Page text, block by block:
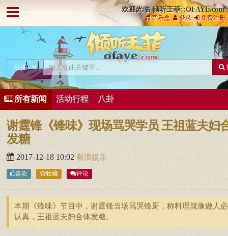
欢迎光临 倾听王菲::OFAYE.com
音乐盒 登录 免费注册
所有新闻 活动行程 八卦
谢霆锋《锋味》现场骂哭学员 王祖蓝夫妇
发糖
2017-12-18 10:02 新浪娱乐
喜欢 收藏 评论
本期《锋味》节目中，谢霆锋当场骂哭锋厨，称料理就像做人
认真，王祖蓝夫妇合体发糖。